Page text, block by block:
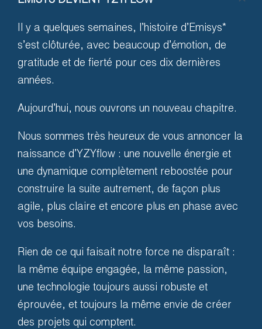
Ticketing* (Tickets* or third-party
application)
Latest news about
Audience*
Il y a quelques semaines, l’histoire d’Emisys*
s’est clôturée, avec beaucoup d’émotion, de
gratitude et de fierté pour ces dix dernières
années.
Aujourd’hui, nous ouvrons un nouveau chapitre.
Nous sommes très heureux de vous annoncer la
naissance d’YZYflow : une nouvelle énergie et
une dynamique complètement reboostée pour
construire la suite autrement, de façon plus
agile, plus claire et encore plus en phase avec
vos besoins.
Rien de ce qui faisait notre force ne disparaît :
la même équipe engagée, la même passion,
une technologie toujours aussi robuste et
éprouvée, et toujours la même envie de créer
des projets qui comptent.